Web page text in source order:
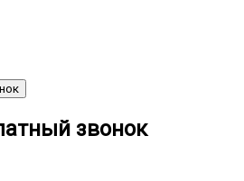
звонок